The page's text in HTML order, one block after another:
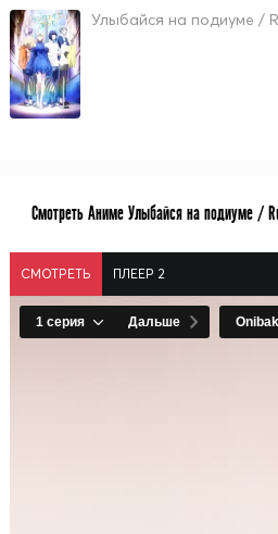
Улыбайся на подиуме /
Смотреть Аниме Улыбайся на подиуме /
СМОТРЕТЬ ПЛЕЕР 2